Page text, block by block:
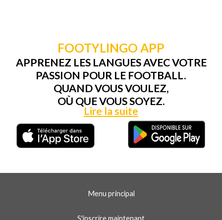
FOOTYLINGO APP
APPRENEZ LES LANGUES AVEC VOTRE
PASSION POUR LE FOOTBALL.
QUAND VOUS VOULEZ,
OÙ QUE VOUS SOYEZ.
Lire la suite
Menu principal
S'inscrire maintenant